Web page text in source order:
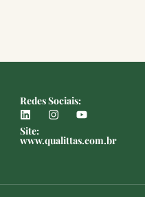
Redes Sociais:
Site:
www.qualittas.com.br